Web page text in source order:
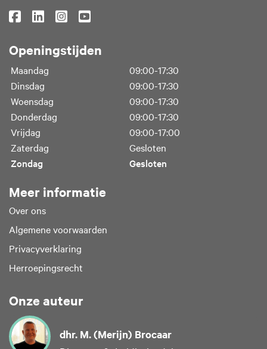
Openingstijden
Maandag
09:00-17:30
Dinsdag
09:00-17:30
Woensdag
09:00-17:30
Donderdag
09:00-17:30
Vrijdag
09:00-17:00
Zaterdag
Gesloten
Zondag
Gesloten
Meer informatie
Over ons
Algemene voorwaarden
Privacyverklaring
Herroepingsrecht
Onze auteur
dhr. M. (Merijn) Brocaar